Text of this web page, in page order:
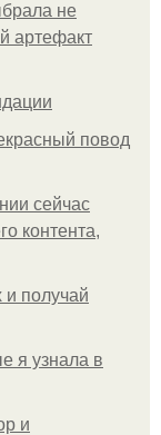
не
артефакт
повод
сейчас
контента,
и получай
я узнала в
и